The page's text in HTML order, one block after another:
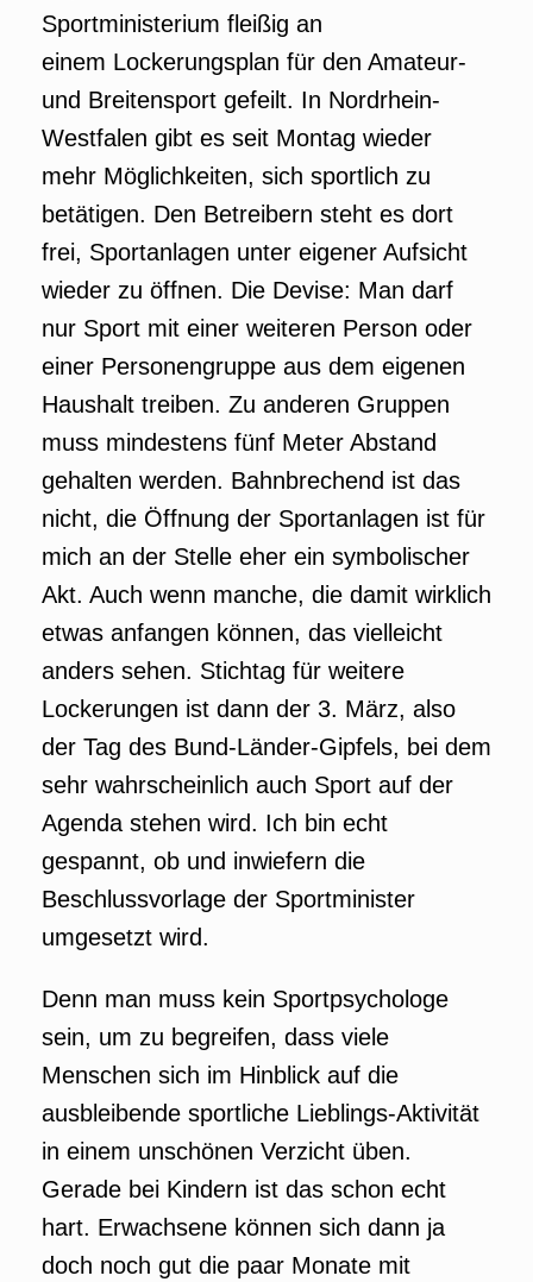
Sportministerium fleißig an
einem Lockerungsplan für den Amateur-
und Breitensport gefeilt. In Nordrhein-
Westfalen gibt es seit Montag wieder
mehr Möglichkeiten, sich sportlich zu
betätigen. Den Betreibern steht es dort
frei, Sportanlagen unter eigener Aufsicht
wieder zu öffnen. Die Devise: Man darf
nur Sport mit einer weiteren Person oder
einer Personengruppe aus dem eigenen
Haushalt treiben. Zu anderen Gruppen
muss mindestens fünf Meter Abstand
gehalten werden. Bahnbrechend ist das
nicht, die Öffnung der Sportanlagen ist für
mich an der Stelle eher ein symbolischer
Akt. Auch wenn manche, die damit wirklich
etwas anfangen können, das vielleicht
anders sehen. Stichtag für weitere
Lockerungen ist dann der 3. März, also
der Tag des Bund-Länder-Gipfels, bei dem
sehr wahrscheinlich auch Sport auf der
Agenda stehen wird. Ich bin echt
gespannt, ob und inwiefern die
Beschlussvorlage der Sportminister
umgesetzt wird.
Denn man muss kein Sportpsychologe
sein, um zu begreifen, dass viele
Menschen sich im Hinblick auf die
ausbleibende sportliche Lieblings-Aktivität
in einem unschönen Verzicht üben.
Gerade bei Kindern ist das schon echt
hart. Erwachsene können sich dann ja
doch noch gut die paar Monate mit